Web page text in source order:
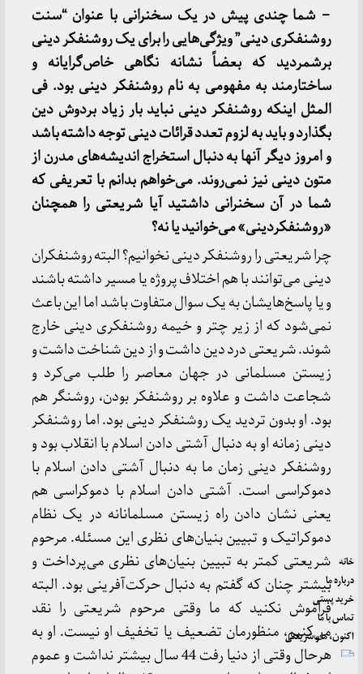
– شما چندی پیش در یک سخنرانی با عنوان “سنت
روشنفکری دینی” ویژگی‌هایی را برای یک روشنفکر دینی
برشمردید که بعضاً نشانه نگاهی خاص‌گرایانه و
ساختارمند به مفهومی به نام روشنفکر دینی بود. فی
المثل اینکه روشنفکر دینی نباید بار زیاد بردوش دین
بگذارد و باید به لزوم تعدد قرائات دینی توجه داشته باشد
و امروز دیگر آنها به دنبال استخراج اندیشه‌های مدرن از
متون دینی نیز نمی‌روند. می‌خواهم بدانم با تعریفی که
شما در آن سخنرانی داشتید آیا شریعتی را همچنان
«روشنفکردینی» می‌خوانید یا نه؟
چرا شریعتی را روشنفکر دینی نخوانیم؟ البته روشنفکران
دینی می‌توانند با هم اختلاف پروژه یا مسیر داشته باشند
و یا پاسخ‌هایشان به یک سوال متفاوت باشد اما این باعث
نمی‌شود که از زیر چتر و خیمه روشنفکری دینی خارج
شوند. شریعتی درد دین داشت و از دین شناخت داشت و
زیستن مسلمانی در جهان معاصر را طلب می‌کرد و
شجاعت داشت و علاوه بر روشنفکر بودن، روشنگر هم
بود. او بدون تردید یک روشنفکر دینی بود. اما روشنفکر
دینی زمانه او به دنبال آشتی دادن اسلام با انقلاب بود و
روشنفکر دینی زمان ما به دنبال آشتی دادن اسلام با
دموکراسی است. آشتی دادن اسلام با دموکراسی هم
یعنی نشان دادن راه زیستن مسلمانانه در یک نظام
دموکراتیک و تبیین بنیان‌های نظری این مسئله. مرحوم
شریعتی کمتر به تبیین بنیان‌های نظری می‌پرداخت و
بیشتر چنان که گفتم به دنبال حرکت‌آفرینی بود. البته
فراموش نکنید که ما وقتی مرحوم شریعتی را نقد
می‌کنیم، منظورمان تضعیف یا تخفیف او نیست. او به
هرحال وقتی از دنیا رفت 44 سال بیشتر نداشت و عموم
خانه
درباره ما
خرید پستی
تماس با ما
اکنون، ما و شریعتی